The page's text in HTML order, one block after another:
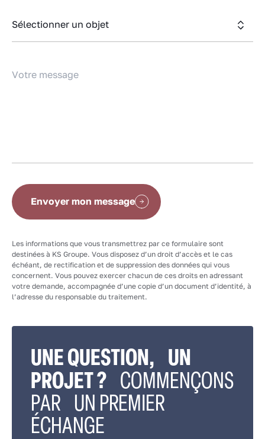
UNE QUESTION, UN
PROJET ? COMMENÇONS
PAR UN PREMIER
ÉCHANGE
Envoyer mon message
Les informations que vous transmettrez par ce formulaire sont
destinées à KS Groupe. Vous disposez d’un droit d’accès et le cas
échéant, de rectification et de suppression des données qui vous
concernent. Vous pouvez exercer chacun de ces droits en adressant
votre demande, accompagnée d’une copie d’un document d’identité, à
l’adresse du responsable du traitement.